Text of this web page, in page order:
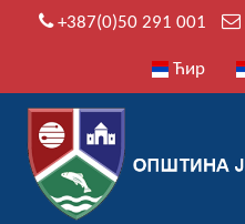
+387(0)50 291 001
Ћир